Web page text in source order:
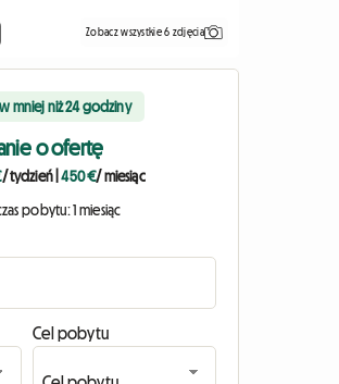
Zobacz wszystkie 6 zdjęcia
mniej niż 24 godziny
o ofertę
/ tydzień|450 €/ miesiąc
pobytu: 1 miesiąc
Cel pobytu